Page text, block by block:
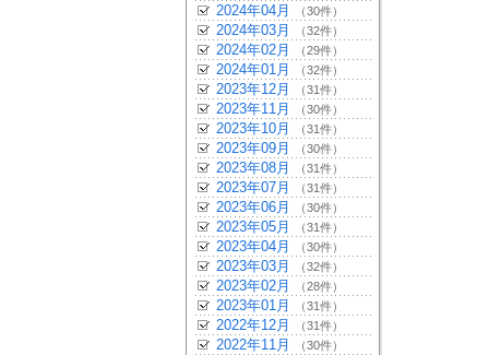
2024年04月 （30件）
2024年03月 （32件）
2024年02月 （29件）
2024年01月 （32件）
2023年12月 （31件）
2023年11月 （30件）
2023年10月 （31件）
2023年09月 （30件）
2023年08月 （31件）
2023年07月 （31件）
2023年06月 （30件）
2023年05月 （31件）
2023年04月 （30件）
2023年03月 （32件）
2023年02月 （28件）
2023年01月 （31件）
2022年12月 （31件）
2022年11月 （30件）